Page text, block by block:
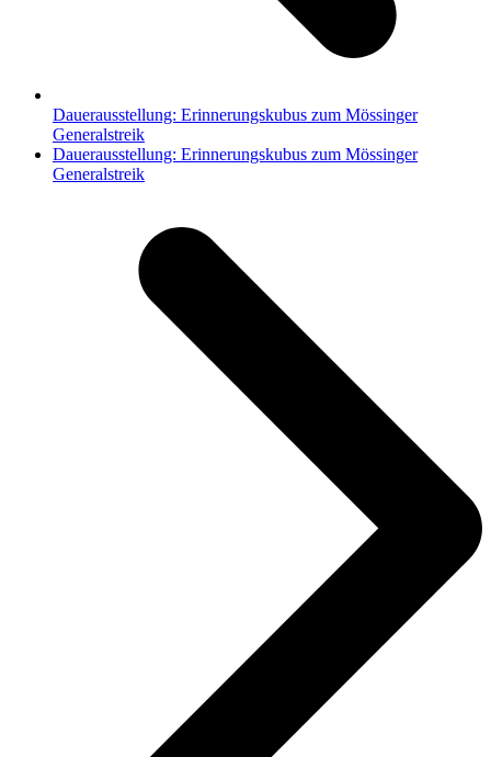
Dauerausstellung: Erinnerungskubus zum Mössinger
Generalstreik
Nächster
Beitrag:
Dauerausstellung: Erinnerungskubus zum Mössinger
Generalstreik